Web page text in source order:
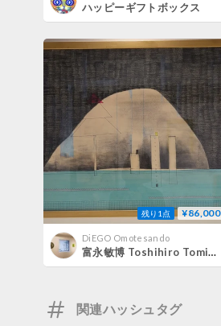
ハッピーギフトボックス
残り1点 ¥86,000
DiEGO Omotesando
富永敏博 Toshihiro Tominaga / DAYLIGHT
関連ハッシュタグ